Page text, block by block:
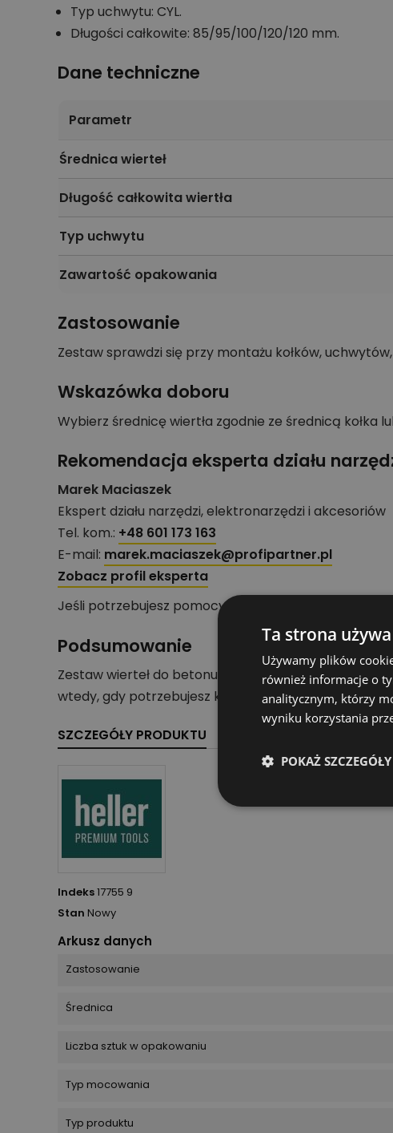
Typ uchwytu: CYL.
Długości całkowite: 85/95/100/120/120 mm.
Dane techniczne
Parametr
Średnica wierteł
Długość całkowita wiertła
Typ uchwytu
Zawartość opakowania
Zastosowanie
Zestaw sprawdzi się przy montażu kołków,
Wskazówka doboru
Wybierz średnicę wiertła zgodnie ze średnicą kołka
Rekomendacja eksperta działu
Marek Maciaszek
Ekspert działu narzędzi, elektronarzędzi i akcesoriów
Tel. kom.: +48 601 173 163
E-mail: marek.maciaszek@profipartner.pl
Zobacz profil eksperta
Jeśli potrzebujesz pomocy przy doborze produktu,
Podsumowanie
Zestaw wierteł do betonu ProConcrete, 5
wtedy, gdy potrzebujesz konkretnej średnicy i
SZCZEGÓŁY PRODUKTU
Indeks17755 9
Stan Nowy
Arkusz danych
Zastosowanie
Średnica
Liczba sztuk w opakowaniu
Typ mocowania
Typ produktu
Ta strona
Używamy plików
również informacje o
analitycznym, którzy
wyniku korzystania
POKAŻ SZCZEGÓŁY